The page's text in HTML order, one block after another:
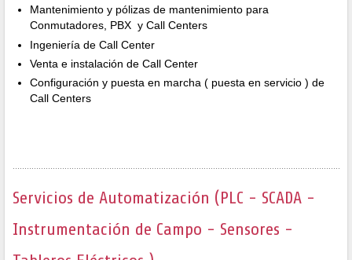
Mantenimiento y pólizas de mantenimiento para
Conmutadores, PBX y Call Centers
Ingeniería de Call Center
Venta e instalación de Call Center
Configuración y puesta en marcha ( puesta en servicio ) de
Call Centers
Servicios de Automatización (PLC - SCADA -
Instrumentación de Campo - Sensores -